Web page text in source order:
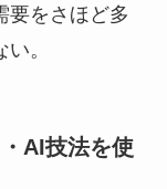
要をさほど多
。
AI技法を使